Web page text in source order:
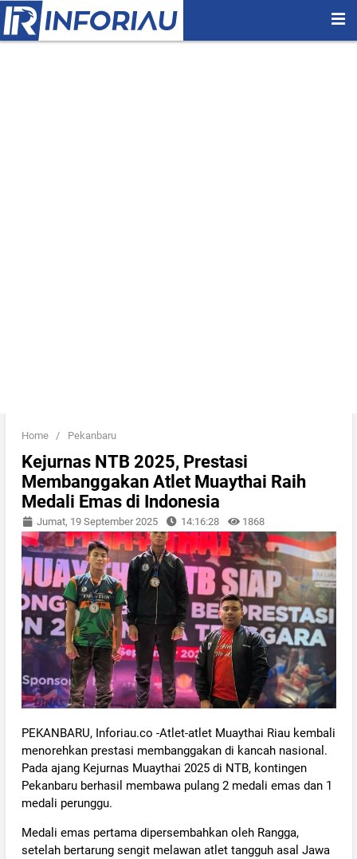
Home / Pekanbaru
Kejurnas NTB 2025, Prestasi
Membanggakan Atlet Muaythai Raih
Medali Emas di Indonesia
Jumat, 19 September 2025 14:16:28 1868
PEKANBARU, Inforiau.co -Atlet-atlet Muaythai Riau kembali
menorehkan prestasi membanggakan di kancah nasional.
Pada ajang Kejurnas Muaythai 2025 di NTB, kontingen
Pekanbaru berhasil membawa pulang 2 medali emas dan 1
medali perunggu.
Medali emas pertama dipersembahkan oleh Rangga,
setelah bertarung sengit melawan atlet tangguh asal Jawa